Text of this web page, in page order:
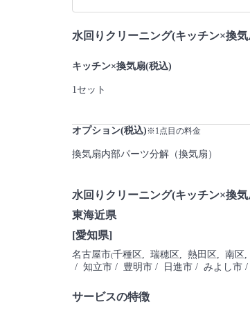
水回りクリーニング(キッチン×換
キッチン×換気扇(税込)
1セット
オプション(税込)※1点目の料金
換気扇内部パーツ分解（換気扇）
水回りクリーニング(キッチン×換
東海近県
[愛知県]
名古屋市(千種区 , 瑞穂区 , 熱田区 , 南区 ,
/ 知立市 / 豊明市 / 日進市 / みよし市 /
サービスの特徴